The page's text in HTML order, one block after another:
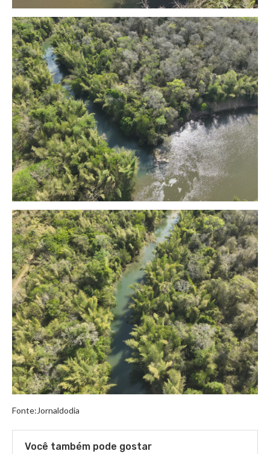
Fonte:Jornaldodia
Você também pode gostar